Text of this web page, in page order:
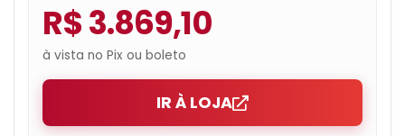
R$ 3.869,10
à vista no Pix ou boleto
IR À LOJA